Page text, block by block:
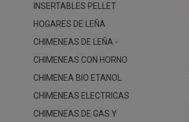
INSERTABLES PELLET
HOGARES DE LEÑA
CHIMENEAS DE LEÑA -
CHIMENEAS CON HORNO
CHIMENEA BIO ETANOL
CHIMENEAS ELECTRICAS
CHIMENEAS DE GAS Y